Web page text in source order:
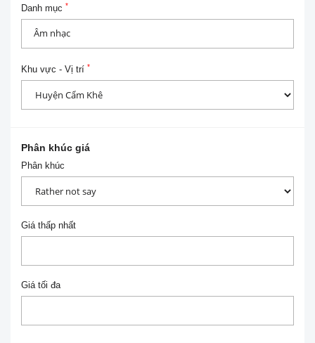
Danh mục *
Khu vực - Vị trí *
Phân khúc giá
Phân khúc
Giá thấp nhất
Giá tối đa